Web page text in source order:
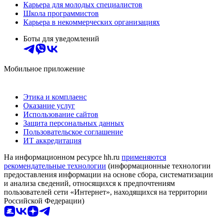
Карьера для молодых специалистов
Школа программистов
Карьера в некоммерческих организациях
Боты для уведомлений
Мобильное приложение
Этика и комплаенс
Оказание услуг
Использование сайтов
Защита персональных данных
Пользовательское соглашение
ИТ аккредитация
На информационном ресурсе hh.ru применяются
рекомендательные технологии (информационные технологии
предоставления информации на основе сбора, систематизации
и анализа сведений, относящихся к предпочтениям
пользователей сети «Интернет», находящихся на территории
Российской Федерации)